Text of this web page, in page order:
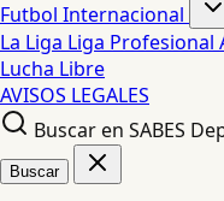
Futbol Internacional
La Liga Liga Profesional
Lucha Libre
AVISOS LEGALES
Buscar en SABES
Buscar